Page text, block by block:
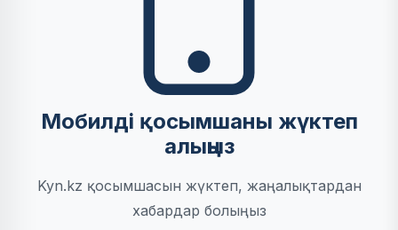
Мобилді қосымшаны жүктеп
алыңыз
Kyn.kz қосымшасын жүктеп, жаңалықтардан
хабардар болыңыз